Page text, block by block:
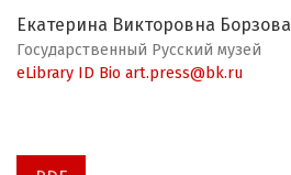
Екатерина Викторовна Борзова
Государственный Русский музей
eLibrary ID Bio art.press@bk.ru